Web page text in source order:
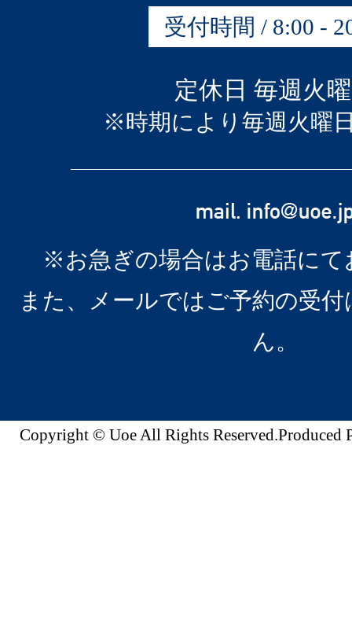
受付時間 / 8:00 -
定休日 毎週火
※時期により毎週火曜
※お急ぎの場合はお電話にて
また、メールではご予約の受
ん。
Copyright © Uoe All Rights Reserved.Produced